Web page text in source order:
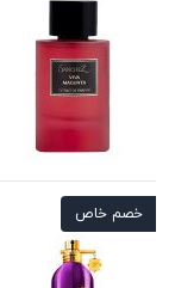
خصم خاص